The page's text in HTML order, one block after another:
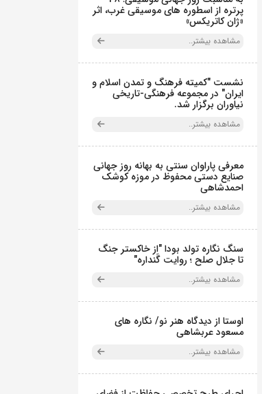
پرتره از اسطوره های موسیقی غرب، اثر
«ژان کاتریکس»
مشاهده بیشتر..
نشست "کمیته فرهنگ و تمدن اسلام و
ایران" در مجموعه فرهنگی‌-تاریخی
نیاوران برگزار شد.
مشاهده بیشتر..
معرفی پاراوان سنتی به بهانه روز جهانی
صنایع دستی محفوظ در موزه کوشک
احمدشاهی
مشاهده بیشتر..
سنگ نگاره تولد بودا "از خاکستر جنگ
تا جلال صلح ؛ روایت گَنداره"
مشاهده بیشتر..
اوستا از دیدگاه هنر نو/ نگاره های
مسعود عربشاهی
مشاهده بیشتر..